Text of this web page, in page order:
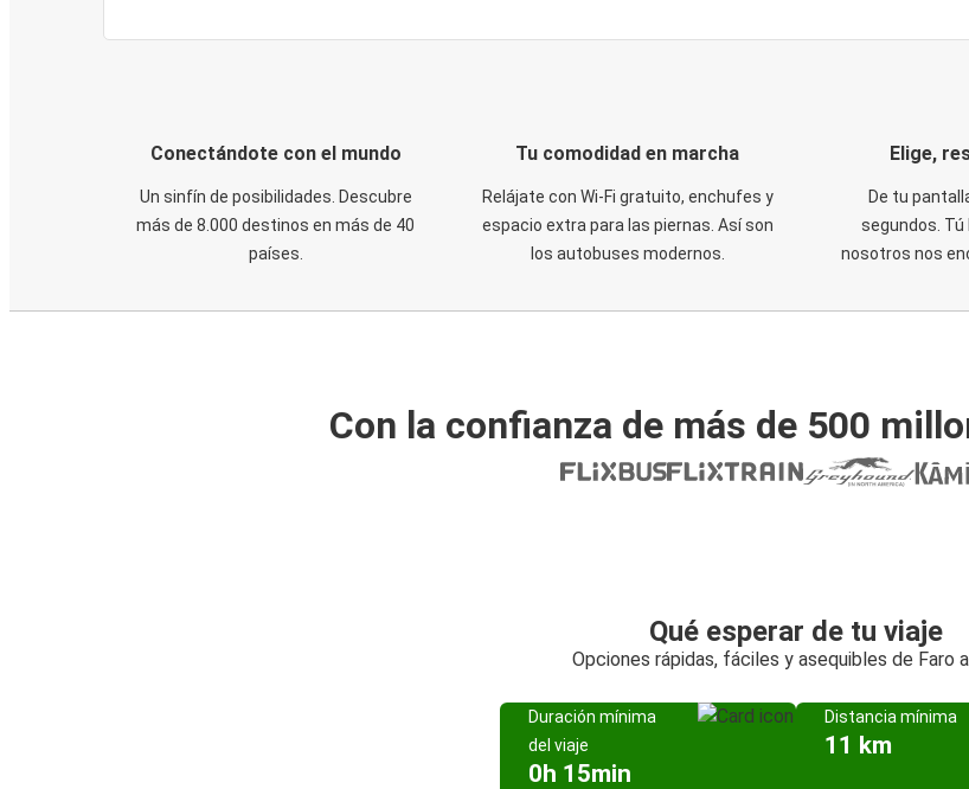
Conectándote con el mundo
Un sinfín de posibilidades. Descubre
más de 8.000 destinos en más de 40
países.
Tu comodidad en marcha
Relájate con Wi-Fi gratuito, enchufes y
espacio extra para las piernas. Así son
los autobuses modernos.
Elige,
De tu
segundos. Tú
nosotros nos
Con la confianza de más de 500
Qué esperar de tu viaje
Opciones rápidas, fáciles y asequibles de Faro
Duración mínima
del viaje
0h 15min
Distancia mínima
11 km